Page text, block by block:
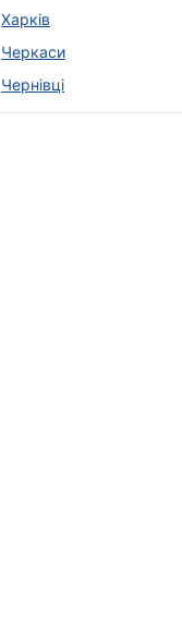
Харків
Черкаси
Чернівці